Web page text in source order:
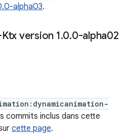
alpha03.
version 1.0.0-alpha02
commits inclus dans cette
cette page.